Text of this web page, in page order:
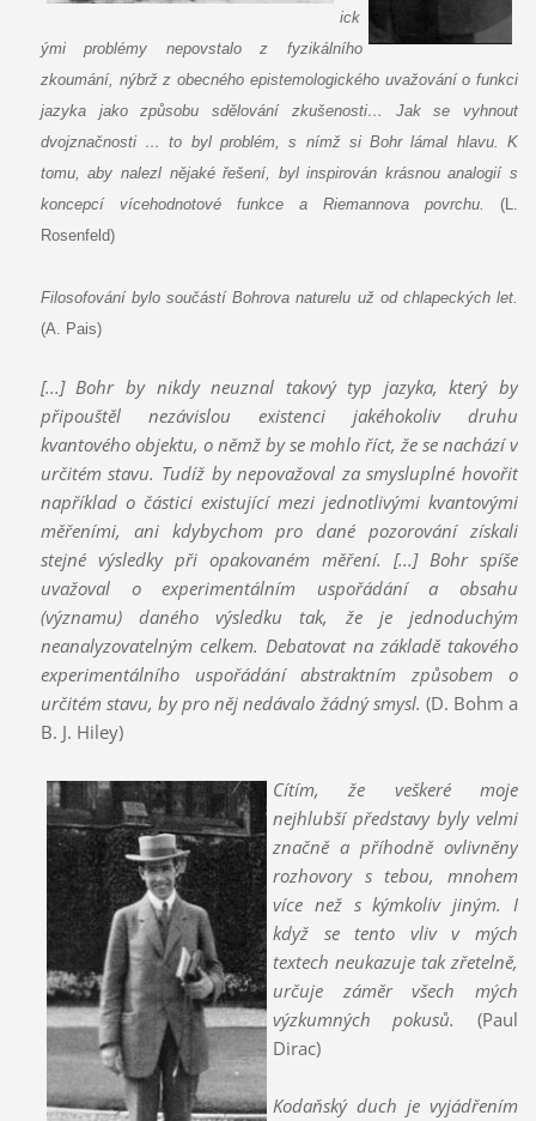
ick
ými problémy nepovstalo z fyzikálního
zkoumání, nýbrž z obecného epistemologického uvažování o funkci
jazyka jako způsobu sdělování zkušenosti… Jak se vyhnout
dvojznačnosti … to byl problém, s nímž si Bohr lámal hlavu. K
tomu, aby nalezl nějaké řešení, byl inspirován krásnou analogií s
koncepcí vícehodnotové funkce a Riemannova povrchu.(L.
Rosenfeld)
Filosofování bylo součástí Bohrova naturelu už od chlapeckých let.
(A. Pais)
[...]Bohr by nikdy neuznal takový typ jazyka, který by
připouštěl nezávislou existenci jakéhokoliv druhu
kvantového objektu, o němž by se mohlo říct, že se nachází v
určitém stavu. Tudíž by nepovažoval za smysluplné hovořit
například o částici existující mezi jednotlivými kvantovými
měřeními, ani kdybychom pro dané pozorování získali
stejné výsledky při opakovaném měření. [...] Bohr spíše
uvažoval o experimentálním uspořádání a obsahu
(významu) daného výsledku tak, že je jednoduchým
neanalyzovatelným celkem. Debatovat na základě takového
experimentálního uspořádání abstraktním způsobem o
určitém stavu, by pro něj nedávalo žádný smysl. (D. Bohm a
B. J. Hiley)
Cítím, že veškeré moje
nejhlubší představy byly velmi
značně a příhodně ovlivněny
rozhovory s tebou, mnohem
více než s kýmkoliv jiným. I
když se tento vliv v mých
textech neukazuje tak zřetelně,
určuje záměr všech mých
výzkumných pokusů.
(Paul
Dirac)
Kodaňský duch je vyjádřením